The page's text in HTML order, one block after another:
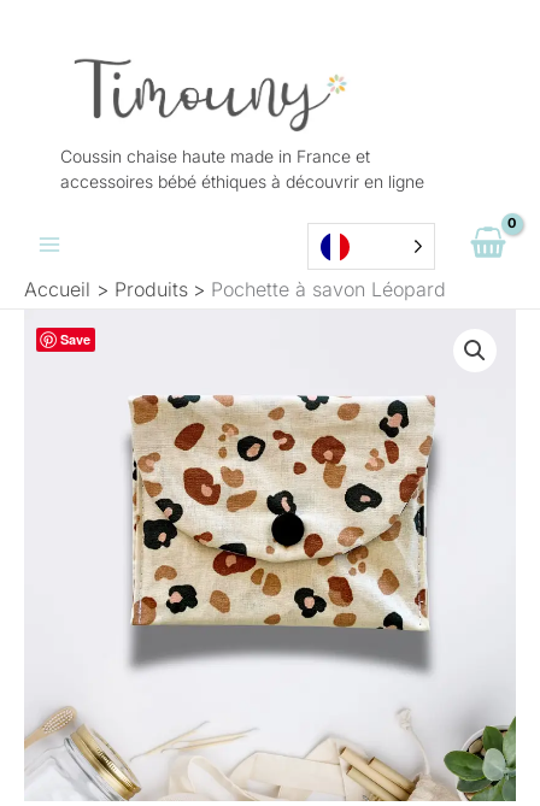
Coussin chaise haute made in France et
accessoires bébé éthiques à découvrir en ligne
Accueil Produits Pochette à savon Léopard
Save
quantité
de